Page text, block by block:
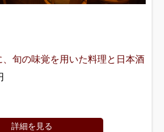
、旬の味覚を用いた料理と日本酒
詳細を見る